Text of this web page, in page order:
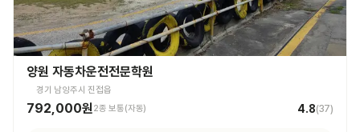
양원 자동차운전전문학원
경기 남양주시 진접읍
792,000원2종 보통(자동) 4.8(37)